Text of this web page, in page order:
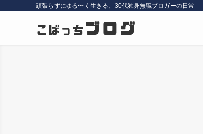
頑張らずにゆる〜く生きる、30代独身無職ブロガーの日常